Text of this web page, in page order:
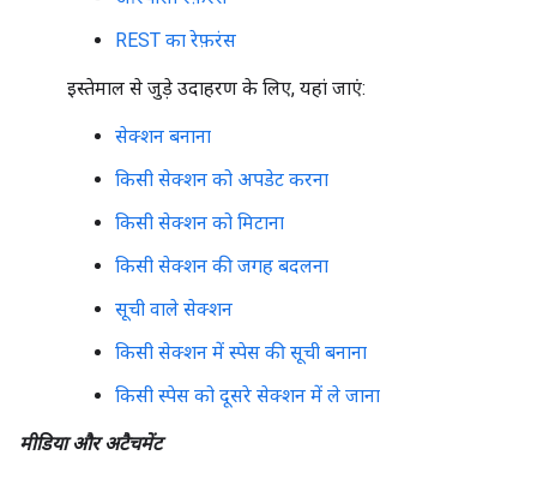
REST का रेफ़रंस
इस्तेमाल से जुड़े उदाहरण के लिए, यहां जाएं:
सेक्शन बनाना
किसी सेक्शन को अपडेट करना
किसी सेक्शन को मिटाना
किसी सेक्शन की जगह बदलना
सूची वाले सेक्शन
किसी सेक्शन में स्पेस की सूची बनाना
किसी स्पेस को दूसरे सेक्शन में ले जाना
मीडिया और अटैचमेंट